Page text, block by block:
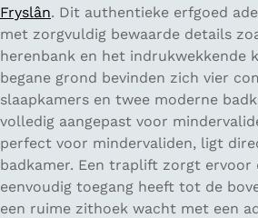
Fryslân. Dit authentieke erfgoed
met zorgvuldig bewaarde details
herenbank en het indrukwekkende
begane grond bevinden zich vier
slaapkamers en twee moderne
volledig aangepast voor
perfect voor mindervaliden, ligt
badkamer. Een traplift zorgt ervoor
eenvoudig toegang heeft tot de
een ruime zithoek wacht met een